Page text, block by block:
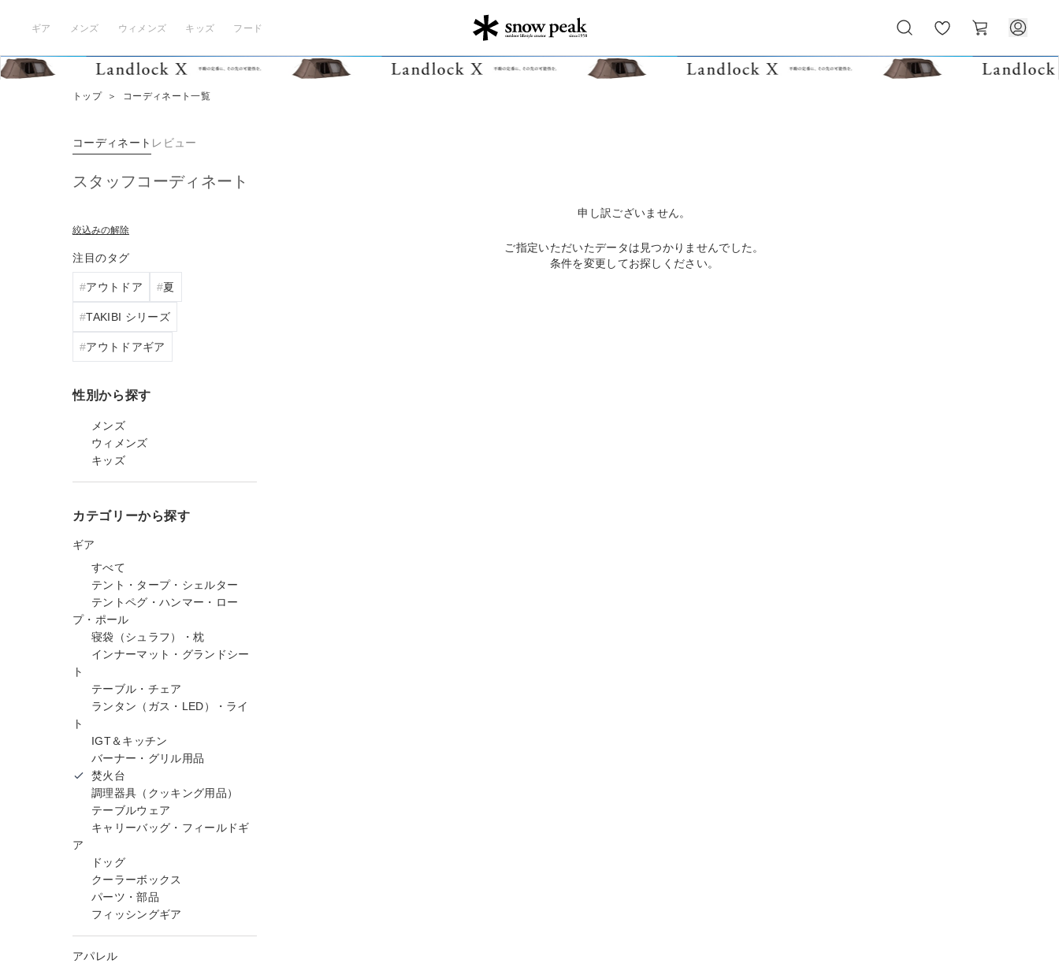
ギア メンズ ウィメンズ キッズ フード
気
に
ー
ト
トップ ＞ コーディネート一覧
コーディネート レビュー
スタッフコーディネート
絞込みの解除
注目のタグ
アウトドア 夏
TAKIBI シリーズ
アウトドアギア
性別から探す
メンズ
ウィメンズ
キッズ
カテゴリーから探す
ギア
すべて
テント・タープ・シェルター
テントペグ・ハンマー・ロー
プ・ポール
寝袋（シュラフ）・枕
インナーマット・グランドシー
ト
テーブル・チェア
ランタン（ガス・LED）・ライ
ト
IGT＆キッチン
バーナー・グリル用品
焚火台
調理器具（クッキング用品）
テーブルウェア
キャリーバッグ・フィールドギ
ア
ドッグ
クーラーボックス
パーツ・部品
フィッシングギア
アパレル
申し訳ございません。
ご指定いただいたデータは見つかりませんでした。
条件を変更してお探しください。